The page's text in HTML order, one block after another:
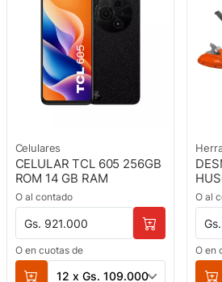
Celulares
CELULAR TCL 605 256GB
ROM 14 GB RAM
O al contado
Gs. 921.000
O en cuotas de
12 x Gs. 109.000
O al
O en